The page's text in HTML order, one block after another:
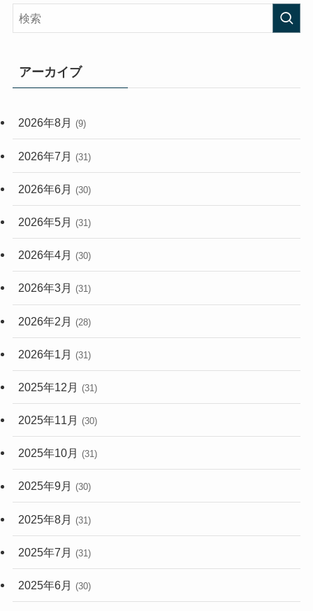
(33)
(248)
アーカイブ
2026年8月 (9)
2026年7月 (31)
2026年6月 (30)
2026年5月 (31)
2026年4月 (30)
2026年3月 (31)
2026年2月 (28)
2026年1月 (31)
2025年12月 (31)
2025年11月 (30)
2025年10月 (31)
2025年9月 (30)
2025年8月 (31)
2025年7月 (31)
2025年6月 (30)